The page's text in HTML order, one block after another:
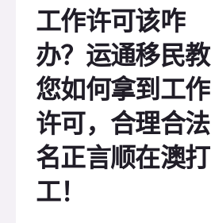
工作许可该咋
办？运通移民教
您如何拿到工作
许可，合理合法
名正言顺在澳打
工！